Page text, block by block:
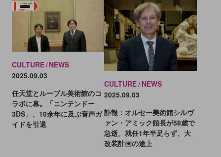
CULTURE NEWS
2025.09.03
任天堂とルーブル美術館のコ
ラボに幕。「ニンテンドー
3DS」、10余年に及ぶ音声ガ
イドを引退
CULTURE NEWS
2025.09.03
訃報：オルセー美術館シルヴ
ァン・アミック館長が58歳で
急逝。就任1年半足らず、大
改装計画の途上